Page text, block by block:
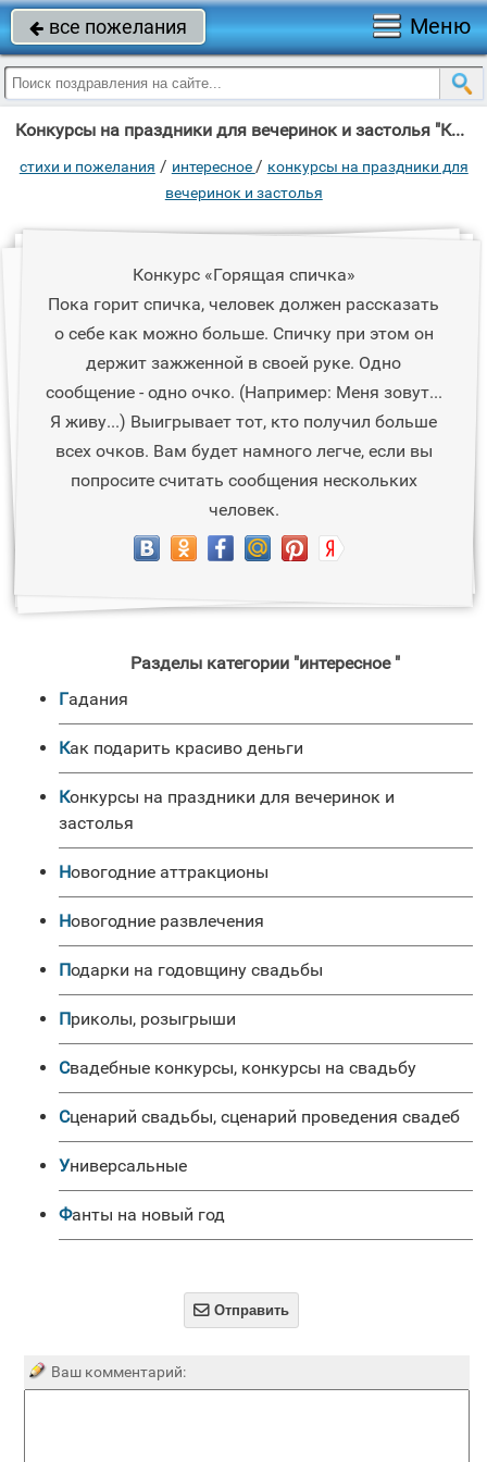
 все пожелания Меню
Конкурсы на праздники для вечеринок и застолья "Конкурс «Горящая спичка» Пока горит спичка, человек должен рассказать о себе"
стихи и пожелания / интересное/ конкурсы на праздники для
вечеринок и застолья
Конкурс «Горящая спичка»
Пока горит спичка, человек должен рассказать
о себе как можно больше. Спичку при этом он
держит зажженной в своей руке. Одно
сообщение - одно очко. (Например: Меня зовут...
Я живу...) Выигрывает тот, кто получил больше
всех очков. Вам будет намного легче, если вы
попросите считать сообщения нескольких
человек.
Разделы категории "интересное "
Гадания
Как подарить красиво деньги
Конкурсы на праздники для вечеринок и
застолья
Новогодние аттракционы
Новогодние развлечения
Подарки на годовщину свадьбы
Приколы, розыгрыши
Свадебные конкурсы, конкурсы на свадьбу
Сценарий свадьбы, сценарий проведения свадеб
универсальные
Фанты на новый год
 Отправить
Ваш комментарий: